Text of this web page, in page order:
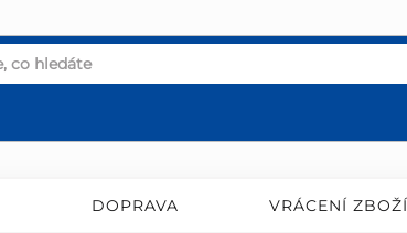
DOPRAVA VRÁCENÍ ZBOŽÍ